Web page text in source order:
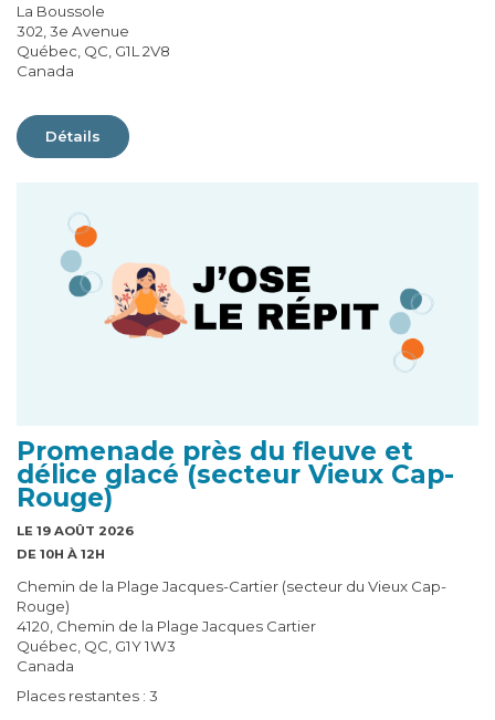
La Boussole
302, 3e Avenue
Québec, QC, G1L 2V8
Canada
Détails
Promenade près du fleuve et
délice glacé (secteur Vieux Cap-
Rouge)
LE 19 AOÛT 2026
DE 10H À 12H
Chemin de la Plage Jacques-Cartier (secteur du Vieux Cap-
Rouge)
4120, Chemin de la Plage Jacques Cartier
Québec, QC, G1Y 1W3
Canada
Places restantes : 3